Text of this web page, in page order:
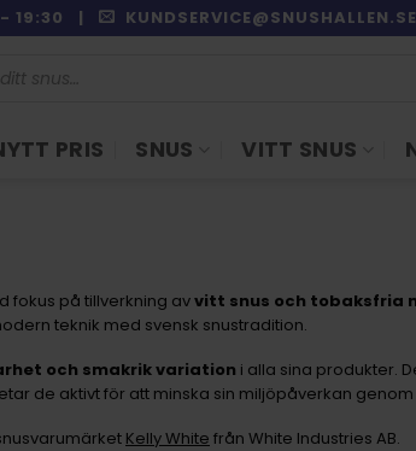
- 19:30 | KUNDSERVICE@SNUSHALLEN.SE
PRIS SNUS VITT SNUS
fokus på tillverkning avvitt snus och tobaksfria
teknik med svensk snustradition.
och smakrik variation i alla sina produkter.
de aktivt för att minska sin miljöpåverkan
Kelly White från White Industries AB.